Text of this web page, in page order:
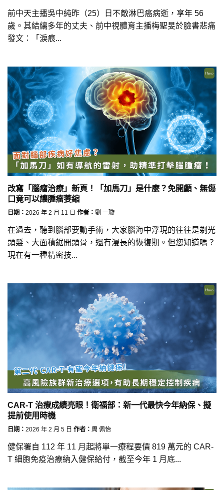
前中天主播吳中純昨（25）日不敵淋巴癌病逝，享年 56
歲。其結縭多年的丈夫、前中視體育主播梅聖旻於臉書悲痛
發文：「淚痕...
改寫「腦瘤治療」新頁！「加馬刀」是什麼？免開顱、無傷
口竟可以讓腫瘤萎縮
日期： 2026 年 2 月 11 日 作者： 劉 一璇
在過去，聽到腦部要動手術，大家腦海中浮現的往往是剃光
頭髮、大面積鋸開頭骨，還有漫長的恢復期。但您知道嗎？
現在有一種精密技...
CAR-T 治療成績亮眼！衛福部：新一代最快今年納保、擬
提前使用時機
日期： 2026 年 2 月 5 日 作者： 周 佩怡
健保署自 112 年 11 月起將單一療程要價 819 萬元的 CAR-
T 細胞免疫治療納入健保給付，截至今年 1 月底...